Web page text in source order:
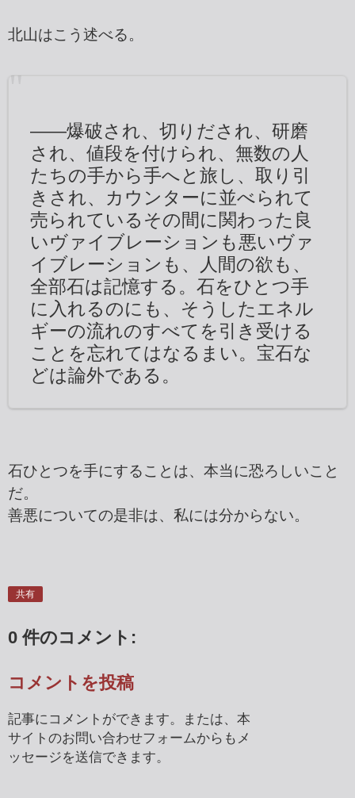
北山はこう述べる。
――爆破され、切りだされ、研磨
され、値段を付けられ、無数の人
たちの手から手へと旅し、取り引
きされ、カウンターに並べられて
売られているその間に関わった良
いヴァイブレーションも悪いヴァ
イブレーションも、人間の欲も、
全部石は記憶する。石をひとつ手
に入れるのにも、そうしたエネル
ギーの流れのすべてを引き受ける
ことを忘れてはなるまい。宝石な
どは論外である。
石ひとつを手にすることは、本当に恐ろしいこと
だ。
善悪についての是非は、私には分からない。
共有
0 件のコメント:
コメントを投稿
記事にコメントができます。または、本
サイトのお問い合わせフォームからもメ
ッセージを送信できます。